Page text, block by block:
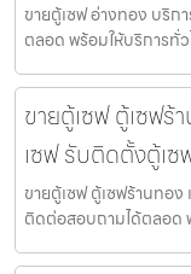
ขายตู้เซฟ อ่างทอง บริก
ตลอด พร้อมให้บริการทั่ว
ขายตู้เซฟ ตู้เซฟร้
เซฟ รับติดตั้งตู้เ
ขายตู้เซฟ ตู้เซฟร้านทอ
ติดต่อสอบถามได้ตลอด